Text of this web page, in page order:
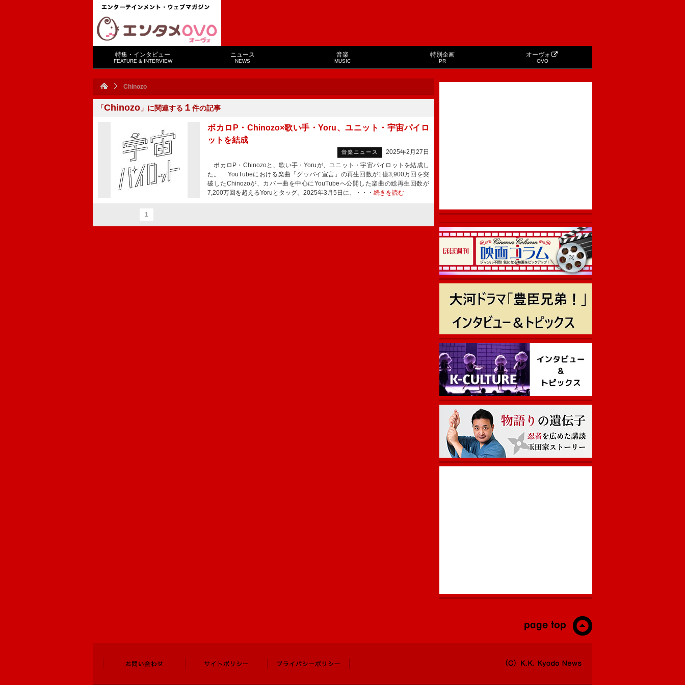
特集・インタビュー
FEATURE & INTERVIEW
ニュース
NEWS
音楽
MUSIC
特別企画
PR
オーヴォ
OVO
Chinozo
「Chinozo 」に関連する １ 件の記事
ボカロP・Chinozo×歌い手・Yoru、ユニット・宇宙パイロ
ットを結成
音楽ニュース
2025年2月27日
ボカロP・Chinozoと、歌い手・Yoruが、ユニット・宇宙パイロットを結成し
た。 YouTubeにおける楽曲「グッバイ宣言」の再生回数が1億3,900万回を突
破したChinozoが、カバー曲を中心にYouTubeへ公開した楽曲の総再生回数が
7,200万回を超えるYoruとタッグ。2025年3月5日に、・・・ 続きを読む
1